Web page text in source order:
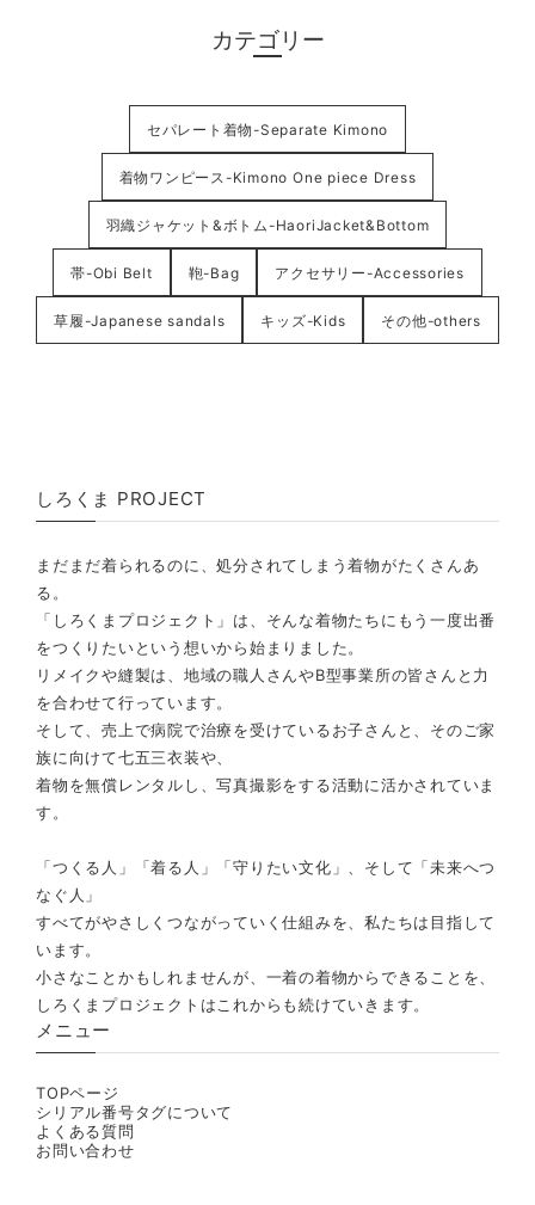
カテゴリー
セパレート着物-Separate Kimono
着物ワンピース-Kimono One piece Dress
羽織ジャケット&ボトム-HaoriJacket&Bottom
帯-Obi Belt 鞄-Bag アクセサリー-Accessories
草履-Japanese sandals キッズ-Kids その他-others
しろくま PROJECT
まだまだ着られるのに、処分されてしまう着物がたくさんあ
る。
「しろくまプロジェクト」は、そんな着物たちにもう一度出番
をつくりたいという想いから始まりました。
リメイクや縫製は、地域の職人さんやB型事業所の皆さんと力
を合わせて行っています。
そして、売上で病院で治療を受けているお子さんと、そのご家
族に向けて七五三衣装や、
着物を無償レンタルし、写真撮影をする活動に活かされていま
す。
「つくる人」「着る人」「守りたい文化」、そして「未来へつ
なぐ人」
すべてがやさしくつながっていく仕組みを、私たちは目指して
います。
小さなことかもしれませんが、一着の着物からできることを、
しろくまプロジェクトはこれからも続けていきます。
メニュー
TOPページ
シリアル番号タグについて
よくある質問
お問い合わせ